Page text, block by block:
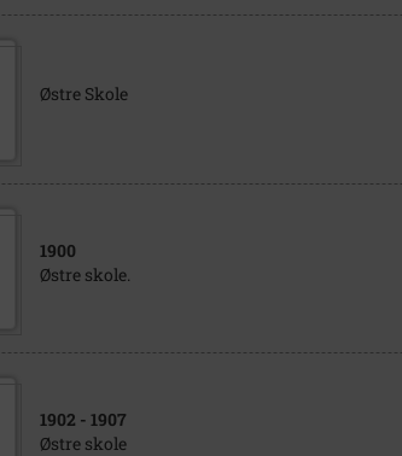
Østre Skole
1900
Østre skole.
1902 - 1907
Østre skole